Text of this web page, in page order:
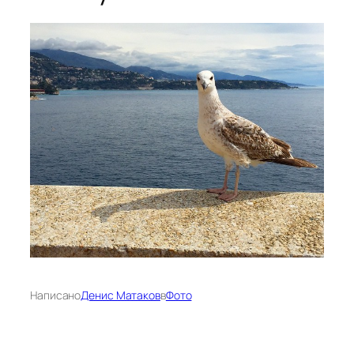
НаписаноДенис МатаковвФото